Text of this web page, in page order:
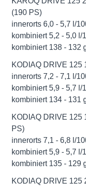
(190 PS)
innerorts 6,0 - 5,7 l/
kombiniert 5,2 - 5,0
kombiniert 138 - 132
KODIAQ DRIVE 125
innerorts 7,2 - 7,1 l/
kombiniert 5,9 - 5,7
kombiniert 134 - 131
KODIAQ DRIVE 125
PS)
innerorts 7,1 - 6,8 l/
kombiniert 5,9 - 5,7
kombiniert 135 - 129
KODIAQ DRIVE 125